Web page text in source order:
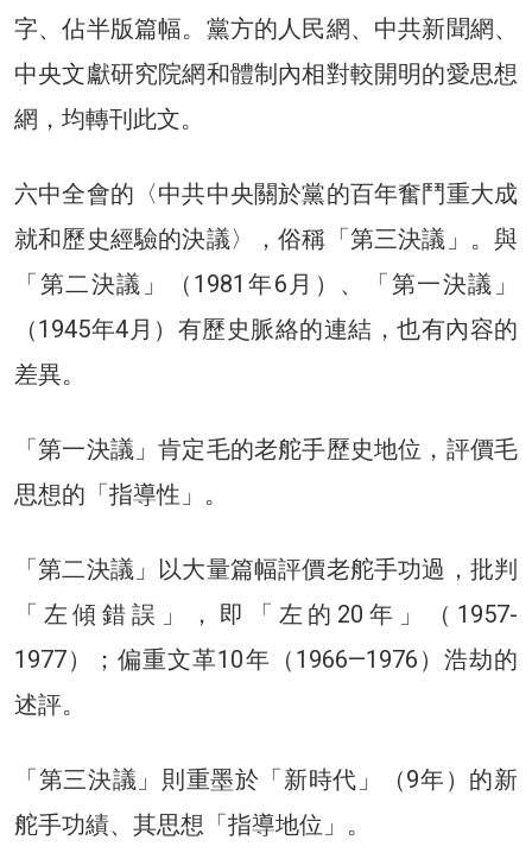
字、佔半版篇幅。黨方的人民網、中共新聞網、
中央文獻研究院網和體制內相對較開明的愛思想
網，均轉刊此文。
六中全會的〈中共中央關於黨的百年奮鬥重大成
就和歷史經驗的決議〉，俗稱「第三決議」。與
「第二決議」（1981年6月）、「第一決議」
（1945年4月）有歷史脈絡的連結，也有內容的
差異。
「第一決議」肯定毛的老舵手歷史地位，評價毛
思想的「指導性」。
「第二決議」以大量篇幅評價老舵手功過，批判
「左傾錯誤」，即「左的20年」（1957-
1977）；偏重文革10年（1966—1976）浩劫的
述評。
「第三決議」則重墨於「新時代」（9年）的新
舵手功績、其思想「指導地位」。